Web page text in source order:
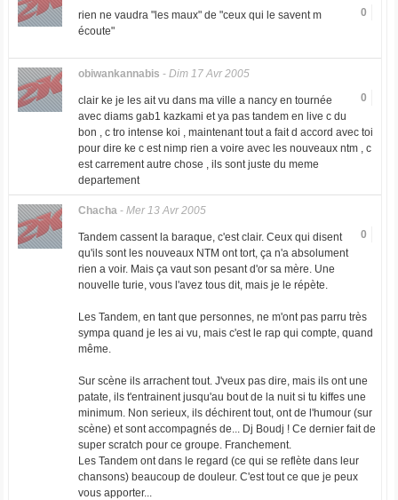
0
rien ne vaudra "les maux" de "ceux qui le savent m
écoute"
obiwankannabis - Dim 17 Avr 2005
0
clair ke je les ait vu dans ma ville a nancy en tournée
avec diams gab1 kazkami et ya pas tandem en live c du
bon , c tro intense koi , maintenant tout a fait d accord avec toi
pour dire ke c est nimp rien a voire avec les nouveaux ntm , c
est carrement autre chose , ils sont juste du meme
departement
Chacha- Mer 13 Avr 2005
0
Tandem cassent la baraque, c'est clair. Ceux qui disent
qu'ils sont les nouveaux NTM ont tort, ça n'a absolument
rien a voir. Mais ça vaut son pesant d'or sa mère. Une
nouvelle turie, vous l'avez tous dit, mais je le répète.
Les Tandem, en tant que personnes, ne m'ont pas parru très
sympa quand je les ai vu, mais c'est le rap qui compte, quand
même.
Sur scène ils arrachent tout. J'veux pas dire, mais ils ont une
patate, ils t'entrainent jusqu'au bout de la nuit si tu kiffes une
minimum. Non serieux, ils déchirent tout, ont de l'humour (sur
scène) et sont accompagnés de... Dj Boudj ! Ce dernier fait de
super scratch pour ce groupe. Franchement.
Les Tandem ont dans le regard (ce qui se reflète dans leur
chansons) beaucoup de douleur. C'est tout ce que je peux
vous apporter...